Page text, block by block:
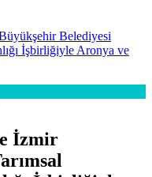
Belediyesi
İşbirliğiyle Aronya ve
İzmir